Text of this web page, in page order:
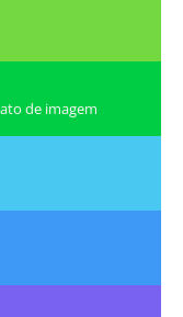
de imagem